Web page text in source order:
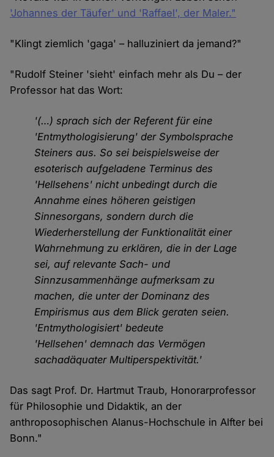
'Johannes der Täufer' und 'Raffael', der Maler."
"Klingt ziemlich 'gaga' – halluziniert da jemand?"
"Rudolf Steiner 'sieht' einfach mehr als Du – der
Professor hat das Wort:
'(…) sprach sich der Referent für eine
'Entmythologisierung' der Symbolsprache
Steiners aus. So sei beispielsweise der
esoterisch aufgeladene Terminus des
'Hellsehens' nicht unbedingt durch die
Annahme eines höheren geistigen
Sinnesorgans, sondern durch die
Wiederherstellung der Funktionalität einer
Wahrnehmung zu erklären, die in der Lage
sei, auf relevante Sach- und
Sinnzusammenhänge aufmerksam zu
machen, die unter der Dominanz des
Empirismus aus dem Blick geraten seien.
'Entmythologisiert' bedeute
'Hellsehen' demnach das Vermögen
sachadäquater Multiperspektivität.'
Das sagt Prof. Dr. Hartmut Traub, Honorarprofessor
für Philosophie und Didaktik, an der
anthroposophischen Alanus-Hochschule in Alfter bei
Bonn."